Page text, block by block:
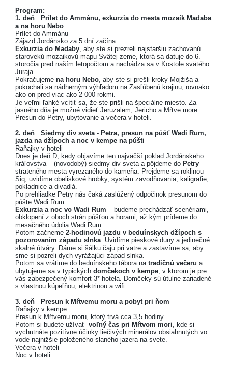
Program:
1. deň Prílet do Ammánu, exkurzia do mesta mozaík Madaba
a na horu Nebo
Prílet do Ammánu
Zájazd Jordánsko za 5 dní začína.
Exkurzia do Madaby, aby ste si prezreli najstaršiu zachovanú
starovekú mozaikovú mapu Svätej zeme, ktorá sa datuje do 6.
storočia pred naším letopočtom a nachádza sa v Kostole svätého
Juraja.
Pokračujeme na horu Nebo, aby ste si prešli kroky Mojžiša a
pokochali sa nádherným výhľadom na Zasľúbenú krajinu, rovnako
ako on pred viac ako 2 000 rokmi.
Je veľmi ľahké vcítiť sa, že ste prišli na špeciálne miesto. Za
jasného dňa je možné vidieť Jeruzalem, Jericho a Mŕtve more.
Presun do Petry, ubytovanie a večera v hoteli.
2. deň Siedmy div sveta - Petra, presun na púšť Wadi Rum,
jazda na džípoch a noc v kempe na púšti
Raňajky v hoteli
Dnes je deň D, kedy objavíme ten najväčší poklad Jordánskeho
kráľovstva – (novodobý) siedmy div sveta a pôjdeme do Petry –
strateného mesta vyrezaného do kameňa. Prejdeme sa roklinou
Siq, uvidíme obeliskové hrobky, systém zavodňovania, kaligrafie,
pokladnice a divadlá.
Po prehliadke Petry nás čaká zaslúžený odpočinok presunom do
púšte Wadi Rum.
Exkurzia a noc vo Wadi Rum – budeme prechádzať scenériami,
obklopení z oboch strán púšťou a horami, až kým prídeme do
mesačného údolia Wadi Rum.
Potom začneme 2-hodinovú jazdu v beduínskych džípoch s
pozorovaním západu slnka. Uvidíme pieskové duny a jedinečné
skalné útváry. Dáme si šálku čaju pri vatre a zastavíme sa, aby
sme si pozreli dych vyrážajúci západ slnka.
Potom sa vrátime do beduínskeho tábora na tradičnú večeru a
ubytujeme sa v typických domčekoch v kempe, v ktorom je pre
vás zabezpečený komfort 3* hotela. Domčeky sú útulne zariadené
s vlastnou kúpeľňou, elektrinou a wifi.
3. deň Presun k Mŕtvemu moru a pobyt pri ňom
Raňajky v kempe
Presun k Mŕtvemu moru, ktorý trvá cca 3,5 hodiny.
Potom si budete užívať voľný čas pri Mŕtvom mori, kde si
vychutnáte pozitívne účinky liečivých minerálov obsiahnutých vo
vode najnižšie položeného slaného jazera na svete.
Večera v hoteli
Noc v hoteli